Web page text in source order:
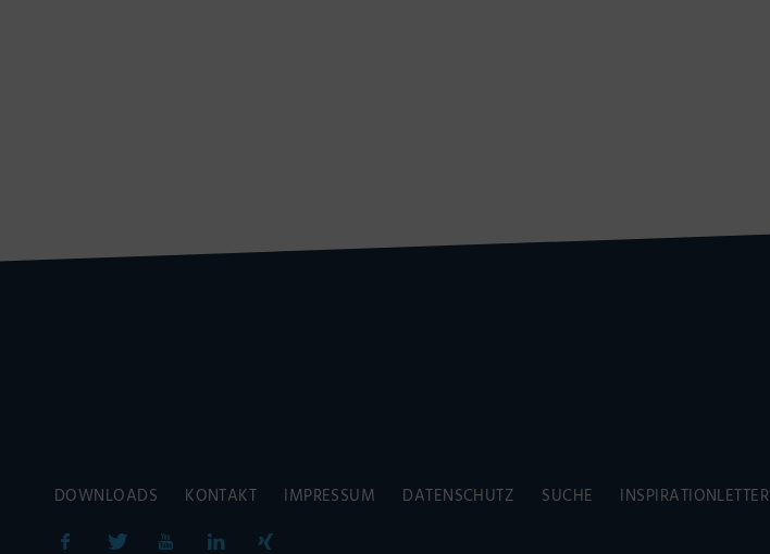
DOWNLOADS KONTAKT IMPRESSUM DATENSCHUTZ SUCHE INSPIRATIONLETTER